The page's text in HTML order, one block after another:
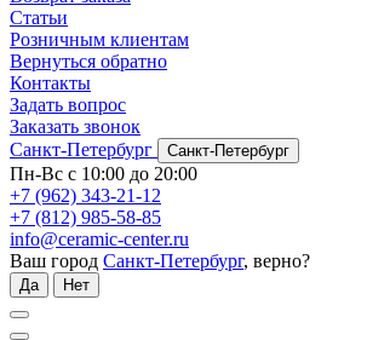
Статьи
Розничным клиентам
Вернуться обратно
Контакты
Задать вопрос
Заказать звонок
Санкт-Петербург
Санкт-Петербург
Пн-Вс с 10:00 до 20:00
+7 (962) 343-21-12
+7 (812) 985-58-85
info@ceramic-center.ru
Ваш город Санкт-Петербург, верно?
Да Нет